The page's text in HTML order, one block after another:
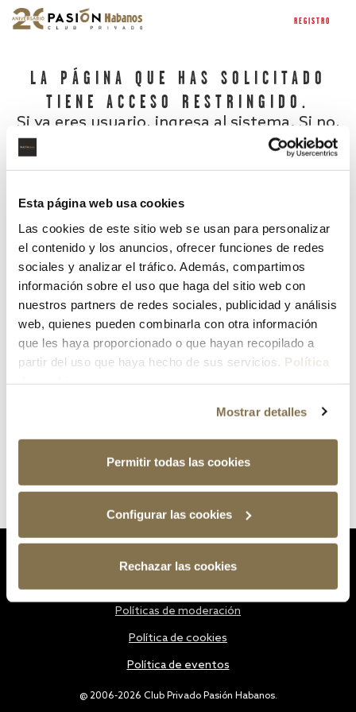
Esta página web usa cookies
Las cookies de este sitio web se usan para personalizar
el contenido y los anuncios, ofrecer funciones de redes
sociales y analizar el tráfico. Además, compartimos
información sobre el uso que haga del sitio web con
nuestros partners de redes sociales, publicidad y análisis
web, quienes pueden combinarla con otra información
que les haya proporcionado o que hayan recopilado a
partir del uso que haya hecho de sus servicios. Política
Mostrar detalles
Permitir todas las cookies
Configurar las cookies
Rechazar las cookies
REGISTRO
LA PÁGINA QUE HAS SOLICITADO
TIENE ACCESO RESTRINGIDO.
Si ya eres usuario, ingresa al sistema. Si no,
¿Has olvidado tu contraseña?
@ 2006-2026 Club Privado Pasión Habanos.
Políticas de moderación
Política de cookies
Política de eventos